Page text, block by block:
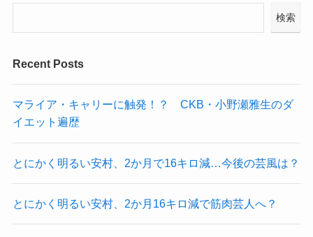
検索
Recent Posts
マライア・キャリーに触発！？ CKB・小野瀬雅生のダ
イエット遍歴
とにかく明るい安村、2か月で16キロ減…今後の芸風は？
とにかく明るい安村、2か月16キロ減で筋肉芸人へ？